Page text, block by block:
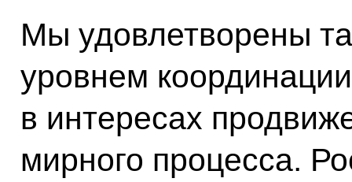
Мы удовлетворены
уровнем
в интересах
мирного процесса.